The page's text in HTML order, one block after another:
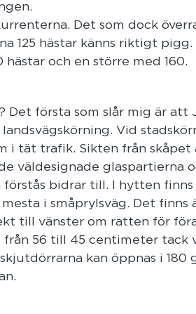
Det som dock
125 hästar känns riktigt pigg.
och en större med 160.
Det första som slår mig är att
Vid
i tät trafik. Sikten från skåpet
väldesignade glaspartierna
bidrar till. I hytten
i småprylsväg. Det finns
till vänster om ratten för
från 56 till 45 centimeter tack
kan öppnas i 180